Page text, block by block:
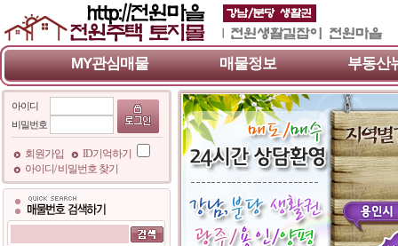
MY관심매물 매물정보 부동산
아이디
비밀번호
회원가입
ID기억하기
아이디/ 비밀번호 찾기